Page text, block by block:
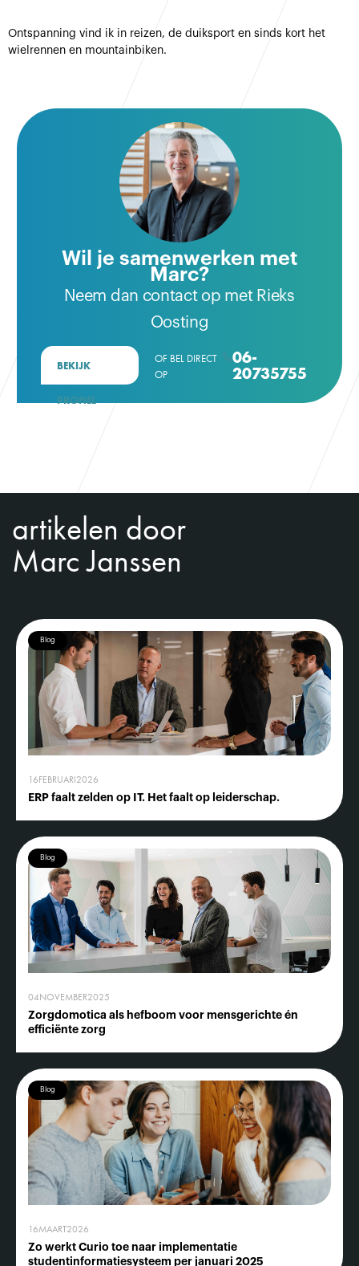
Ontspanning vind ik in reizen, de duiksport en sinds kort het
wielrennen en mountainbiken.
Wil je samenwerken met
Marc?
Neem dan contact op met Rieks
Oosting
BEKIJK
PROFIEL
OF BEL DIRECT
OP
06-
20735755
artikelen door
Marc Janssen
Blog
16FEBRUARI2026
ERP faalt zelden op IT. Het faalt op leiderschap.
Blog
04NOVEMBER2025
Zorgdomotica als hefboom voor mensgerichte én
efficiënte zorg
Blog
16MAART2026
Zo werkt Curio toe naar implementatie
studentinformatiesysteem per januari 2025